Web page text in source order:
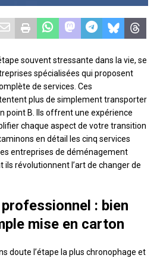
souvent stressante dans la vie, se
spécialisées qui proposent
de services. Ces
plus de simplement transporter
point B. Ils offrent une expérience
chaque aspect de votre transition
en détail les cinq services
entreprises de déménagement
ils révolutionnent l’art de changer de
professionnel : bien
mise en carton
doute l’étape la plus chronophage et